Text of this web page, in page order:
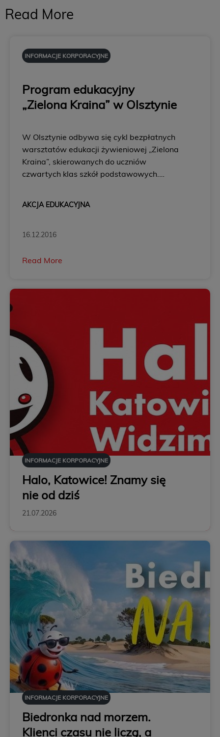
Read More
INFORMACJE KORPORACYJNE
Program edukacyjny
„Zielona Kraina” w Olsztynie
W Olsztynie odbywa się cykl bezpłatnych
warsztatów edukacji żywieniowej „Zielona
Kraina”, skierowanych do uczniów
czwartych klas szkół podstawowych.
odbyły się już w 39 szkołach w Warszawie
AKCJA EDUKACYJNA
16.12.2016
Read More
INFORMACJE KORPORACYJNE
Halo, Katowice! Znamy się
nie od dziś
21.07.2026
INFORMACJE KORPORACYJNE
Biedronka nad morzem.
Klienci czasu nie liczą, a